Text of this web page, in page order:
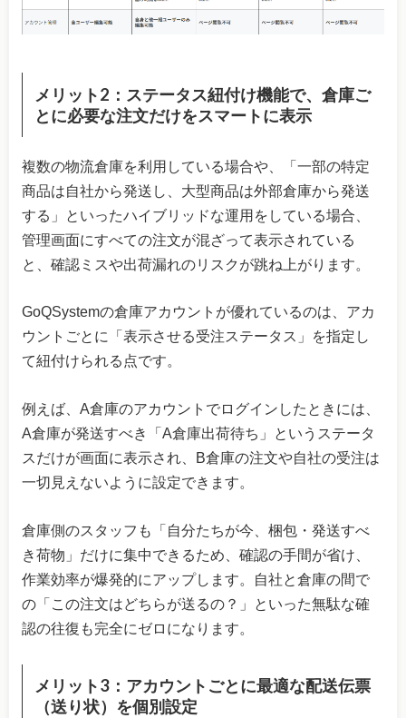
メリット2：ステータス紐付け機能で、倉庫ご
とに必要な注文だけをスマートに表示
複数の物流倉庫を利用している場合や、「一部の特定
商品は自社から発送し、大型商品は外部倉庫から発送
する」といったハイブリッドな運用をしている場合、
管理画面にすべての注文が混ざって表示されている
と、確認ミスや出荷漏れのリスクが跳ね上がります。
GoQSystemの倉庫アカウントが優れているのは、アカ
ウントごとに「表示させる受注ステータス」を指定し
て紐付けられる点です。
例えば、A倉庫のアカウントでログインしたときには、
A倉庫が発送すべき「A倉庫出荷待ち」というステータ
スだけが画面に表示され、B倉庫の注文や自社の受注は
一切見えないように設定できます。
倉庫側のスタッフも「自分たちが今、梱包・発送すべ
き荷物」だけに集中できるため、確認の手間が省け、
作業効率が爆発的にアップします。自社と倉庫の間で
の「この注文はどちらが送るの？」といった無駄な確
認の往復も完全にゼロになります。
メリット3：アカウントごとに最適な配送伝票
（送り状）を個別設定